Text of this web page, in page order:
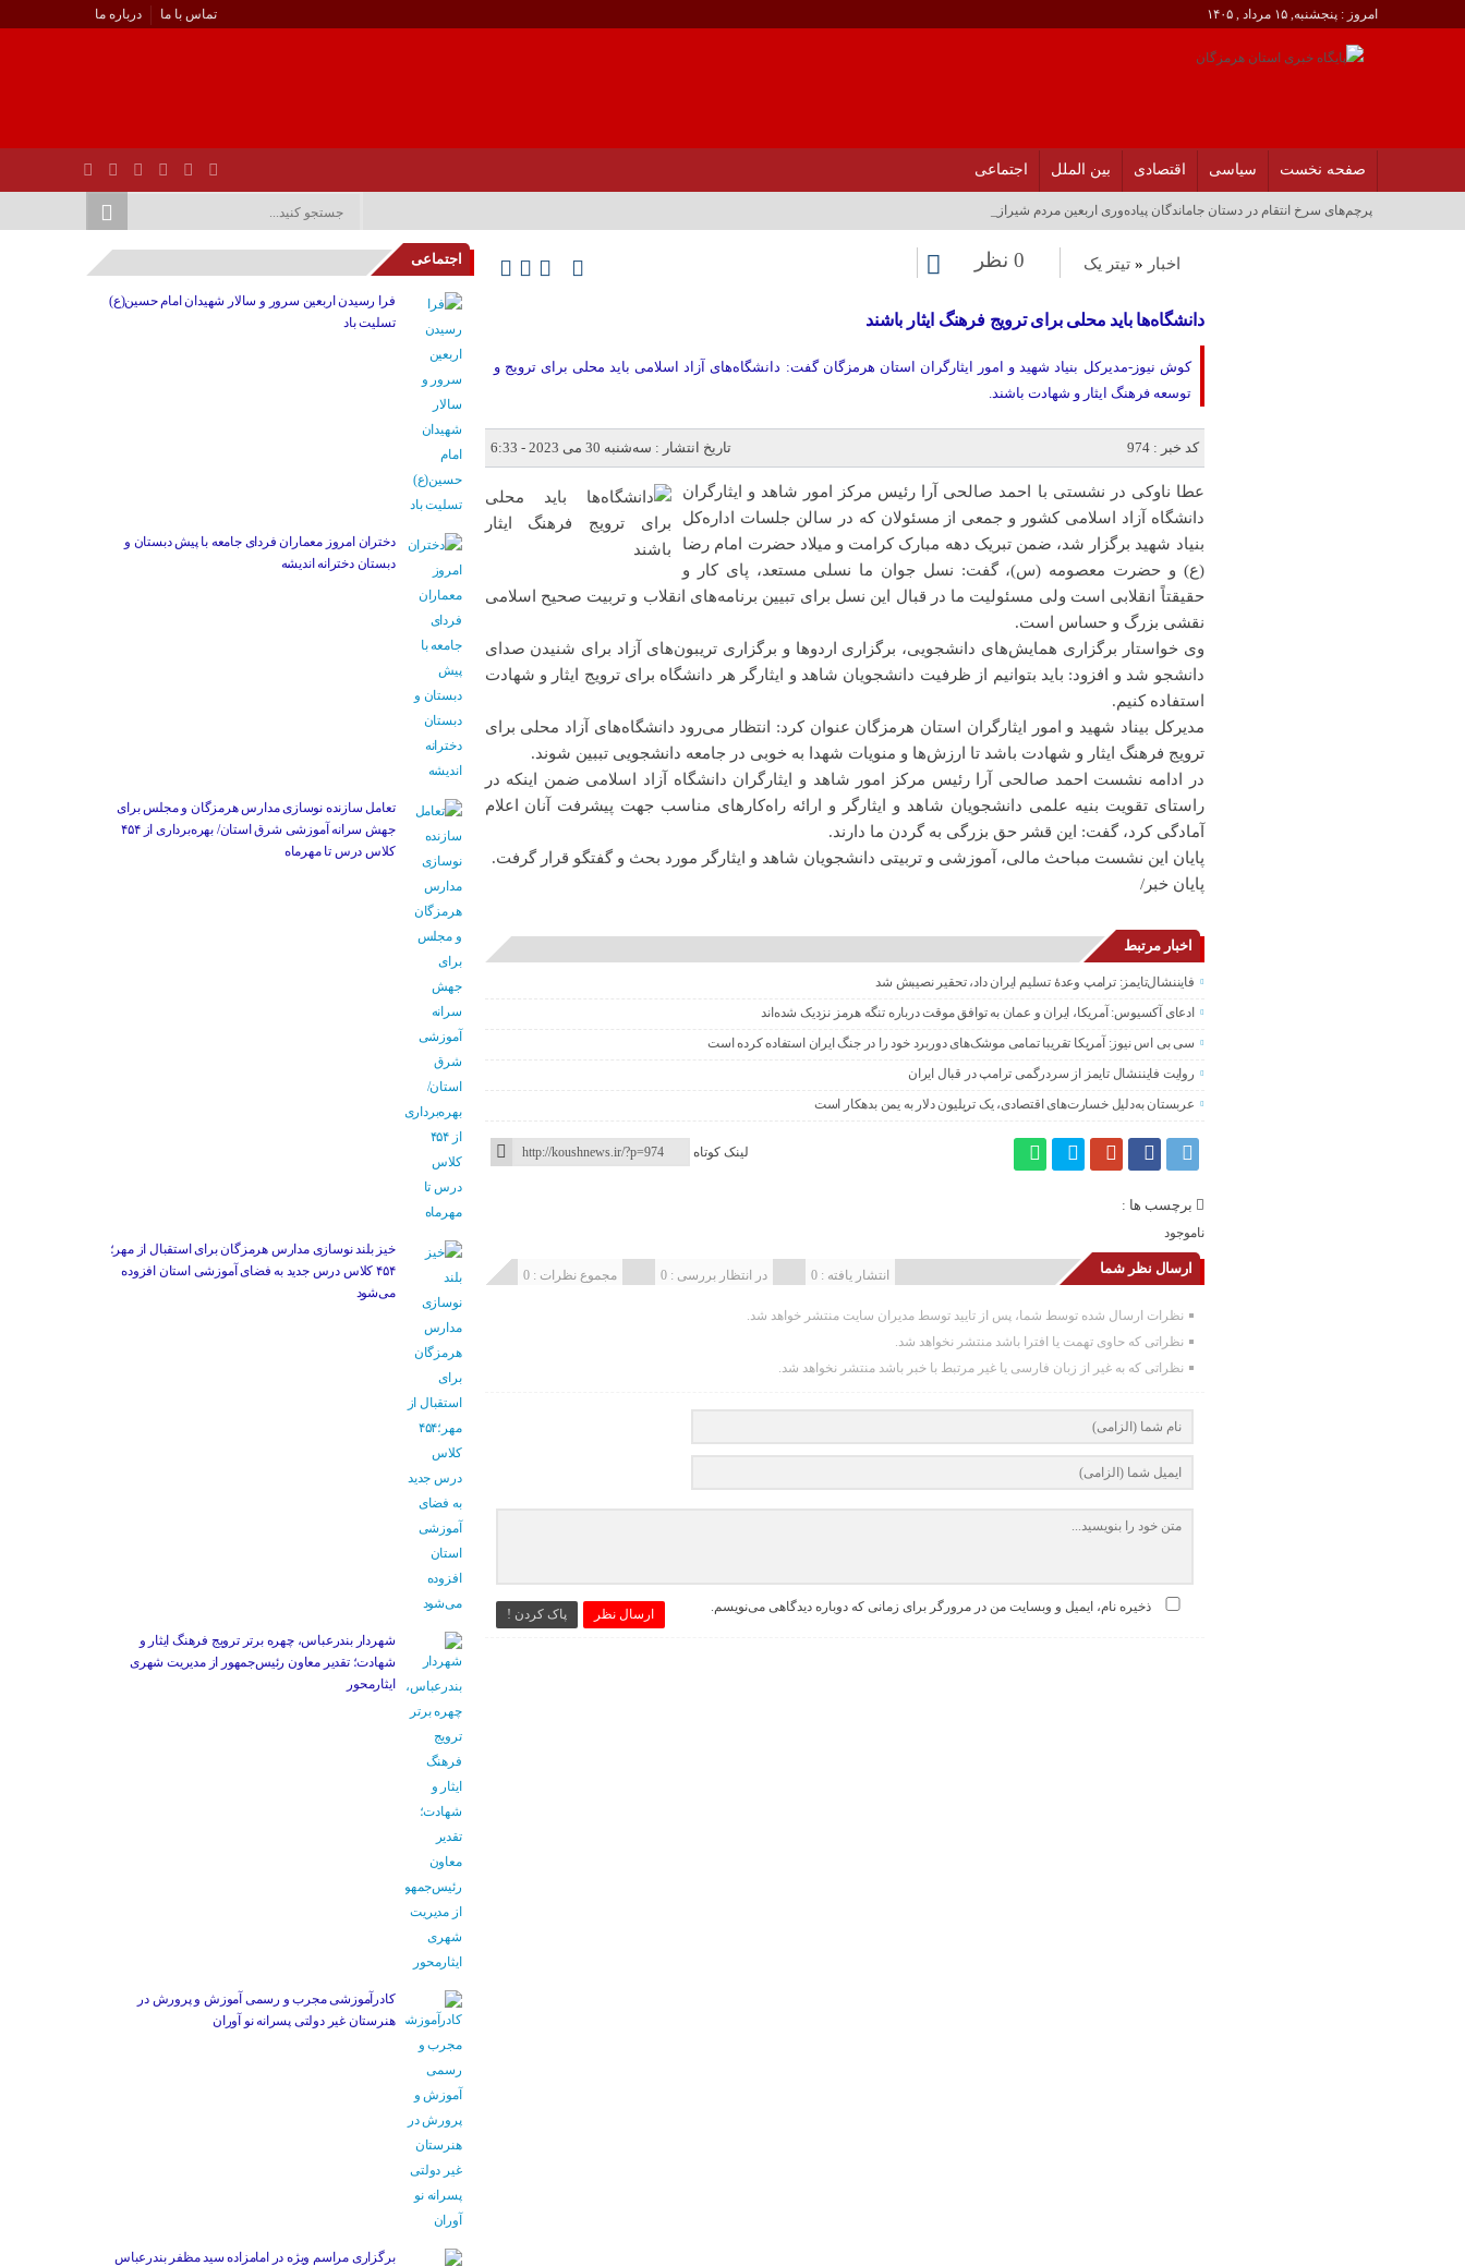
امروز : پنجشنبه, ۱۵ مرداد , ۱۴۰۵ تماس با ما درباره ما
صفحه نخست سیاسی اقتصادی بین الملل اجتماعی
پرچم‌های سرخ انتقام در دستان جاماندگان پیاده‌وری اربعین مردم شیراز_
اخبار « تیتر یک 0 نظر
دانشگاه‌ها باید محلی برای ترویج فرهنگ ایثار باشند
کوش نیوز-مدیرکل بنیاد شهید و امور ایثارگران استان هرمزگان گفت: دانشگاه‌های آزاد اسلامی باید محلی برای ترویج و
توسعه فرهنگ ایثار و شهادت باشند.
کد خبر : 974 تاریخ انتشار : سه‌شنبه 30 می 2023 - 6:33
عطا ناوکی در نشستی با احمد صالحی آرا رئیس مرکز امور شاهد و ایثارگران
دانشگاه آزاد اسلامی کشور و جمعی از مسئولان که در سالن جلسات اداره‌کل
بنیاد شهید برگزار شد، ضمن تبریک دهه مبارک کرامت و میلاد حضرت امام رضا
(ع) و حضرت معصومه (س)، گفت: نسل جوان ما نسلی مستعد، پای کار و
حقیقتاً انقلابی است ولی مسئولیت‌ ما در قبال این نسل برای تبیین برنامه‌‌های انقلاب و تربیت صحیح اسلامی
نقشی بزرگ و حساس است.
وی خواستار برگزاری همایش‌های دانشجویی، برگزاری اردوها و برگزاری تریبون‌های آزاد برای شنیدن صدای
دانشجو شد و افزود: باید بتوانیم از ظرفیت دانشجویان شاهد و ایثارگر هر دانشگاه برای ترویج ایثار و شهادت
استفاده کنیم.
مدیرکل بیناد شهید و امور ایثارگران استان هرمزگان عنوان کرد: انتظار می‌رود دانشگاه‌های آزاد محلی برای
ترویج فرهنگ ایثار و شهادت باشد تا ارزش‌ها و منویات شهدا به خوبی در جامعه دانشجویی تببین شوند.
در ادامه نشست احمد صالحی آرا رئیس مرکز امور شاهد و ایثارگران دانشگاه آزاد اسلامی ضمن اینکه در
راستای تقویت بنیه علمی دانشجویان شاهد و ایثارگر و ارائه راه‌کارهای مناسب جهت پیشرفت آنان اعلام
آمادگی کرد، گفت: این قشر حق بزرگی به گردن ما دارند.
پایان این نشست مباحث مالی، آموزشی و تربیتی دانشجویان شاهد و ایثارگر مورد بحث و گفتگو قرار گرفت.
پایان خبر/
اخبار مرتبط
فایننشال‌تایمز: ترامپ وعدۀ تسلیم ایران داد، تحقیر نصیبش شد
ادعای آکسیوس: آمریکا، ایران و عمان به توافق موقت درباره تنگه هرمز نزدیک شده‌اند
سی بی اس نیوز: آمریکا تقریبا تمامی موشک‌های دوربرد خود را در جنگ ایران استفاده کرده است
روایت فایننشال تایمز از سردرگمی ترامپ در قبال ایران
عربستان به‌دلیل خسارت‌های اقتصادی، یک تریلیون دلار به یمن بدهکار است
لینک کوتاه
برچسب ها :
ناموجود
ارسال نظر شما مجموع نظرات : 0 در انتظار بررسی : 0 انتشار یافته : 0
نظرات ارسال شده توسط شما، پس از تایید توسط مدیران سایت منتشر خواهد شد.
نظراتی که حاوی تهمت یا افترا باشد منتشر نخواهد شد.
نظراتی که به غیر از زبان فارسی یا غیر مرتبط با خبر باشد منتشر نخواهد شد.
ارسال نظر پاک کردن ! ذخیره نام، ایمیل و وبسایت من در مرورگر برای زمانی که دوباره دیدگاهی می‌نویسم.
اجتماعی
فرا رسیدن اربعین سرور و سالار شهیدان امام حسین(ع)
تسلیت باد
دختران امروز معماران فردای جامعه با پیش دبستان و
دبستان دخترانه اندیشه
تعامل سازنده نوسازی مدارس هرمزگان و مجلس برای
جهش سرانه آموزشی شرق استان/ بهره‌برداری از ۴۵۴
کلاس درس تا مهرماه
خیز بلند نوسازی مدارس هرمزگان برای استقبال از مهر؛
۴۵۴ کلاس درس جدید به فضای آموزشی استان افزوده
می‌شود
شهردار بندرعباس، چهره برتر ترویج فرهنگ ایثار و
شهادت؛ تقدیر معاون رئیس‌جمهور از مدیریت شهری
ایثارمحور
کادرآموزشی مجرب و رسمی آموزش و پرورش در
هنرستان غیر دولتی پسرانه نو آوران
برگزاری مراسم ویژه در امامزاده سید مظفر بندرعباس